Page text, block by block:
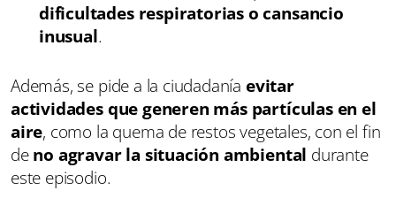
dificultades respiratorias o cansancio
inusual.
Además, se pide a la ciudadanía evitar
actividades que generen más partículas en el
aire, como la quema de restos vegetales, con el fin
deno agravar la situación ambiental durante
este episodio.